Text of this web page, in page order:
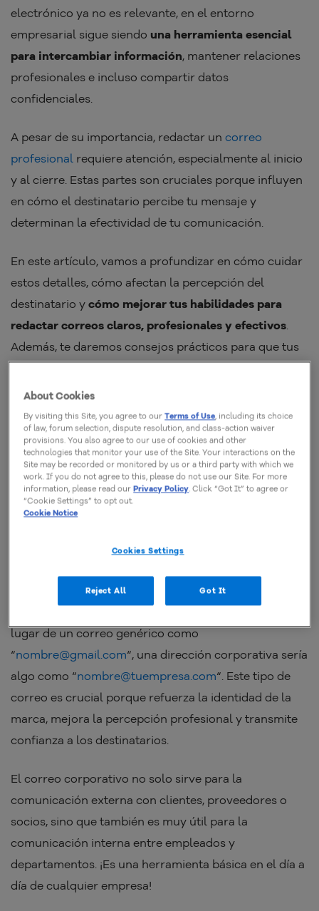
electrónico ya no es relevante, en el entorno
empresarial sigue siendo una herramienta esencial
para intercambiar información, mantener relaciones
profesionales e incluso compartir datos
confidenciales.
A pesar de su importancia, redactar un correo
profesional requiere atención, especialmente al inicio
y al cierre. Estas partes son cruciales porque influyen
en cómo el destinatario percibe tu mensaje y
determinan la efectividad de tu comunicación.
En este artículo, vamos a profundizar en cómo cuidar
estos detalles, cómo afectan la percepción del
destinatario y cómo mejorar tus habilidades para
redactar correos claros, profesionales y efectivos.
Además, te daremos consejos prácticos para que tus
tono respetuoso y profesional. ¿Listo para aprenderlo
todo? ¡Sigue leyendo!
¿Qué es un correo corporativo?
correo corporativo
es una dirección personalizada
lugar de un correo genérico como
“nombre@gmail.com“, una dirección corporativa sería
algo como “nombre@tuempresa.com“. Este tipo de
correo es crucial porque refuerza la identidad de la
marca, mejora la percepción profesional y transmite
confianza a los destinatarios.
El correo corporativo no solo sirve para la
comunicación externa con clientes, proveedores o
socios, sino que también es muy útil para la
comunicación interna entre empleados y
departamentos. ¡Es una herramienta básica en el día a
día de cualquier empresa!
About Cookies
By visiting this Site, you agree to ourTerms of Use, including its choice
of law, forum selection, dispute resolution, and class-action waiver
provisions. You also agree to our use of cookies and other
technologies that monitor your use of the Site. Your interactions on the
Site may be recorded or monitored by us or a third party with which we
work. If you do not agree to this, please do not use our Site. For more
information, please read ourPrivacy Policy. Click “Got It” to agree or
“Cookie Settings” to opt out.
Cookie Notice
Cookies Settings
Reject All Got It